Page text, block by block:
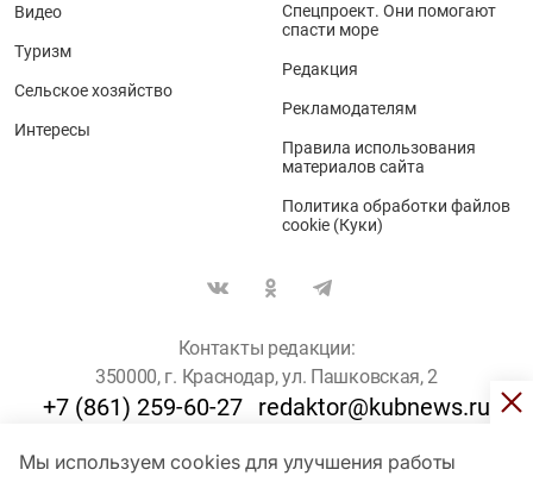
Мы используем cookies для улучшения работы
Видео
Туризм
Сельское хозяйство
Интересы
Спецпроект. Они помогают
спасти море
Редакция
Рекламодателям
Правила использования
материалов сайта
Политика обработки файлов
cookie (Куки)
Контакты редакции:
350000, г. Краснодар, ул. Пашковская, 2
+7 (861) 259-60-27 redaktor@kubnews.ru
Для пользователей старше 16 лет